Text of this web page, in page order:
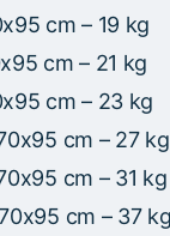
cm – 19 kg
cm – 21 kg
cm – 23 kg
cm – 27 kg
cm – 31 kg
cm – 37